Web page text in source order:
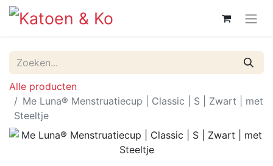
Alle producten
Me Luna® Menstruatiecup | Classic | S | Zwart | met
Steeltje